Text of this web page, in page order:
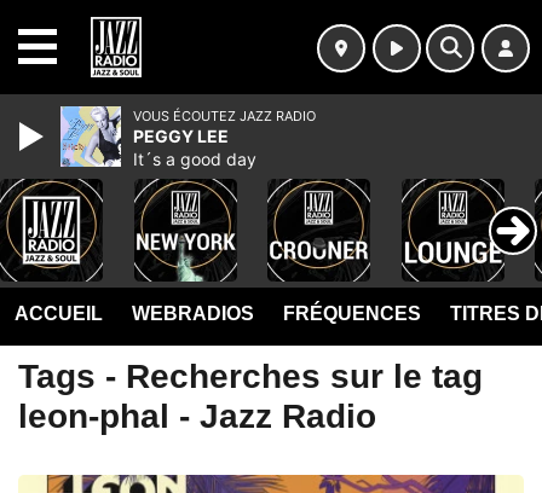
ACCUEIL WEBRADIOS FRÉQUENCES TITRES
Tags - Recherches sur le tag
leon-phal - Jazz Radio
VOUS ÉCOUTEZ JAZZ RADIO
PEGGY LEE
It´s a good day